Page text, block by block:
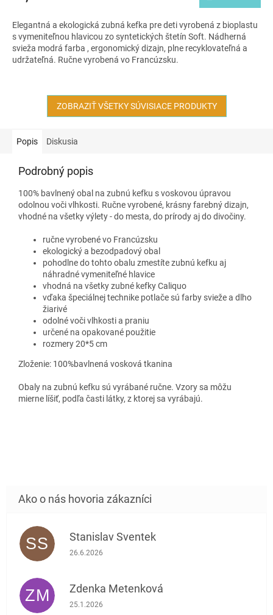
Elegantná a ekologická zubná kefka pre deti vyrobená z bioplastu
s vymeniteľnou hlavicou zo syntetických štetín Soft. Nádherná
svieža modrá farba , ergonomický dizajn, plne recyklovateľná a
udržateľná. Ručne vyrobená vo Francúzsku.
ZOBRAZIŤ VŠETKY SÚVISIACE PRODUKTY
Popis Diskusia
Podrobný popis
100% bavlnený obal na zubnú kefku s voskovou úpravou
odolnou voči vlhkosti. Ručne vyrobené, krásny farebný dizajn,
vhodné na všetky výlety - do mesta, do prírody aj do divočiny.
ručne vyrobené vo Francúzsku
ekologický a bezodpadový obal
pohodlne do tohto obalu zmestíte zubnú kefku aj
náhradné vymeniteľné hlavice
vhodná na všetky zubné kefky Caliquo
vďaka špeciálnej technike potlače sú farby svieže a dlho
žiarivé
odolné voči vlhkosti a praniu
určené na opakované použitie
rozmery 20*5 cm
Zloženie: 100%bavlnená vosková tkanina
Obaly na zubnú kefku sú vyrábané ručne. Vzory sa môžu
mierne líšiť, podľa časti látky, z ktorej sa vyrábajú.
SS Stanislav Sventek
Hodnotenie obchodu je 5 z 5 hviezdičiek.
26.6.2026
ZM Zdenka Metenková
Hodnotenie obchodu je 1 z 5 hviezdičiek.
25.1.2026